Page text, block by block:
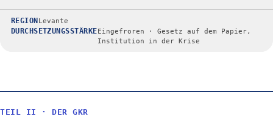
REGIONLevante
DURCHSETZUNGSSTÄRKEEingefroren · Gesetz auf dem Papier,
Institution in der Krise
TEIL II · DER GKR